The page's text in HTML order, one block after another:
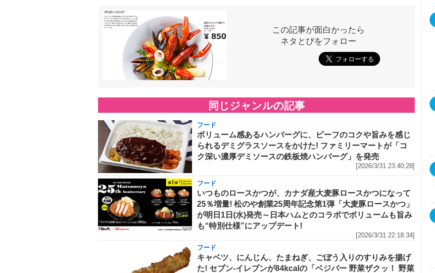
この記事が面白かったら
ネタとぴをフォロー
同じジャンルの記事
フード
ボリューム感あるハンバーグに、ビーフのコクや旨みを感じ
られるデミグラスソースをかけた! ファミリーマートが「コ
ク深い濃厚デミソースの鉄板焼ハンバーグ」を発売
[2026/3/31 23:40:28]
フード
いつものロースかつが、カナダ産大麦豚ロースかつになって
25％増量! 松のや創業25周年記念第1弾「大麦豚ロースかつ」
が明日1日(水)発売～日本ハムとのコラボでボリュームも旨み
も“特別仕様”にアップデート!
[2026/3/31 22:18:34]
フード
キャベツ、にんじん、たまねぎ、ごぼう入りのすりみを揚げ
た! セブン‐イレブンが84kcalの「ベジバー 野菜ザクッ！ 野菜